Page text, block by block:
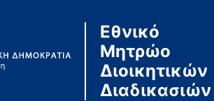
Εθνικό
Μητρώο
Διοικητικών
Διαδικασιών